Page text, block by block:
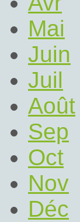
Mai
Juin
Juil
Août
Sep
Oct
Nov
Déc